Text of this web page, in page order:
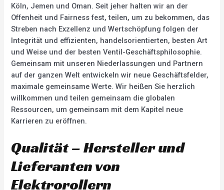
Köln, Jemen und Oman. Seit jeher halten wir an der
Offenheit und Fairness fest, teilen, um zu bekommen, das
Streben nach Exzellenz und Wertschöpfung folgen der
Integrität und effizienten, handelsorientierten, besten Art
und Weise und der besten Ventil-Geschäftsphilosophie.
Gemeinsam mit unseren Niederlassungen und Partnern
auf der ganzen Welt entwickeln wir neue Geschäftsfelder,
maximale gemeinsame Werte. Wir heißen Sie herzlich
willkommen und teilen gemeinsam die globalen
Ressourcen, um gemeinsam mit dem Kapitel neue
Karrieren zu eröffnen.
Qualität – Hersteller und
Lieferanten von
Elektrorollern